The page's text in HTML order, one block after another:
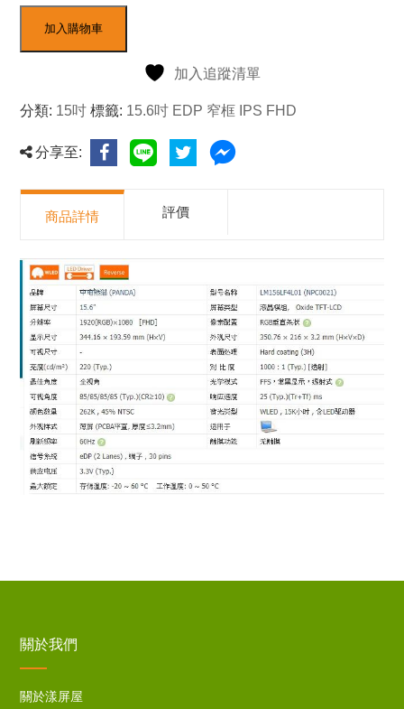
加入購物車
加入追蹤清單
分類: 15吋 標籤: 15.6吋 EDP 窄框 IPS FHD
分享至:
商品詳情 評價
關於我們
關於漾屏屋